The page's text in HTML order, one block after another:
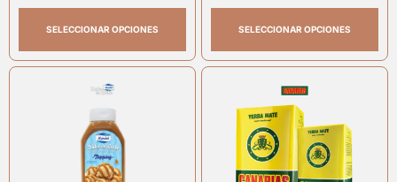
SELECCIONAR OPCIONES SELECCIONAR OPCIONES